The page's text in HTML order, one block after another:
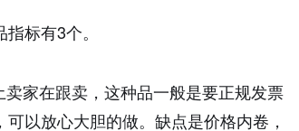
指标有3个。
家在跟卖，这种品一般是要正规发票
以放心大胆的做。缺点是价格内卷，